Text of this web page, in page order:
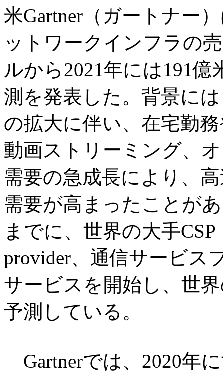
米Gartner（ガートナー
ットワークインフラの
ルから2021年には191
測を発表した。背景に
の拡大に伴い、在宅勤
動画ストリーミング、
需要の急成長により、
需要が高まったことが
までに、世界の大手CSP
provider、通信サービス
サービスを開始し、世
予測している。
Gartnerでは、2020年